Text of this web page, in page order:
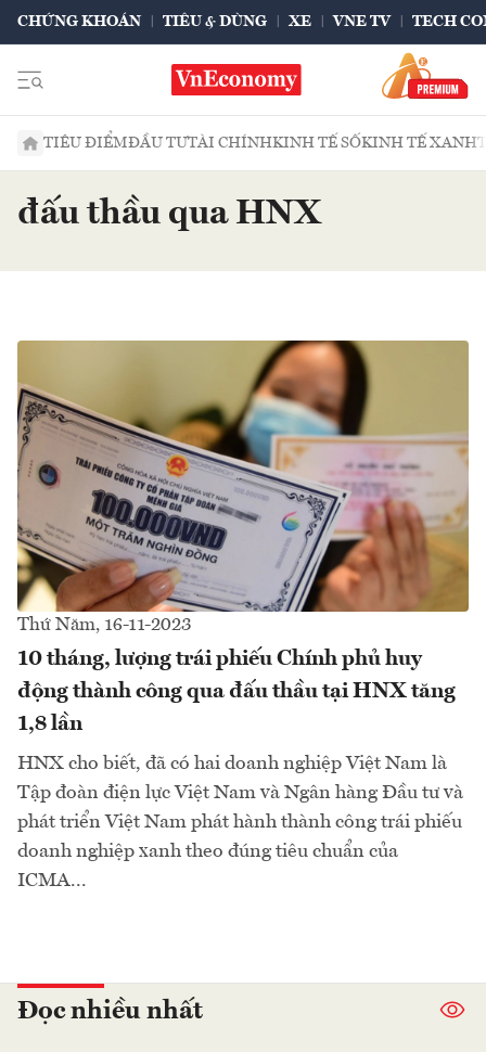
CHỨNG KHOÁN TIÊU & DÙNG XE VNE TV TECH
TIÊU ĐIỂMĐẦU TƯTÀI CHÍNHKINH TẾ SỐKINH TẾ XANH
đấu thầu qua HNX
Thứ Năm, 16-11-2023
10 tháng, lượng trái phiếu Chính phủ huy
động thành công qua đấu thầu tại HNX tăng
1,8 lần
HNX cho biết, đã có hai doanh nghiệp Việt Nam là
Tập đoàn điện lực Việt Nam và Ngân hàng Đầu tư và
phát triển Việt Nam phát hành thành công trái phiếu
doanh nghiệp xanh theo đúng tiêu chuẩn của
ICMA...
Đọc nhiều nhất